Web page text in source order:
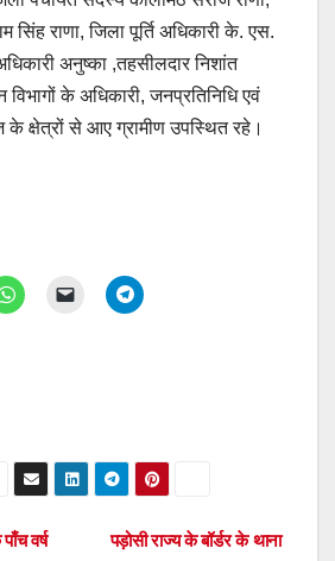
सिंह राणा, जिला पूर्ति अधिकारी के. एस.
अनुष्का ,तहसीलदार निशांत
विभागों के अधिकारी, जनप्रतिनिधि एवं
के क्षेत्रों से आए ग्रामीण उपस्थित रहे।
पड़ोसी राज्य के बॉर्डर के थाना
वर्ष